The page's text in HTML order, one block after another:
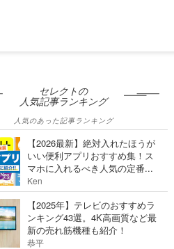
セレクトの
人気記事ランキング
人気のあった記事ランキング
【2026最新】絶対入れたほうが
いい便利アプリおすすめ集！ス
マホに入れるべき人気の定番...
Ken
【2025年】テレビのおすすめラ
ンキング43選。4K高画質など最
新の売れ筋機種も紹介！
恭平